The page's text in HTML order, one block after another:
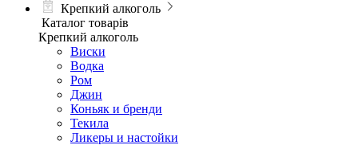
Крепкий алкоголь
Каталог товарів
Крепкий алкоголь
Виски
Водка
Ром
Джин
Коньяк и бренди
Текила
Ликеры и настойки